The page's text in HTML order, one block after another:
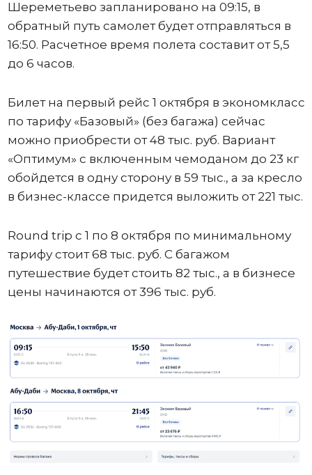
Шереметьево запланировано на 09:15, в
обратный путь самолет будет отправляться в
16:50. Расчетное время полета составит от 5,5
до 6 часов.
Билет на первый рейс 1 октября в экономкласс
по тарифу «Базовый» (без багажа) сейчас
можно приобрести от 48 тыс. руб. Вариант
«Оптимум» с включенным чемоданом до 23 кг
обойдется в одну сторону в 59 тыс., а за кресло
в бизнес-классе придется выложить от 221 тыс.
Round trip с 1 по 8 октября по минимальному
тарифу стоит 68 тыс. руб. С багажом
путешествие будет стоить 82 тыс., а в бизнесе
цены начинаются от 396 тыс. руб.